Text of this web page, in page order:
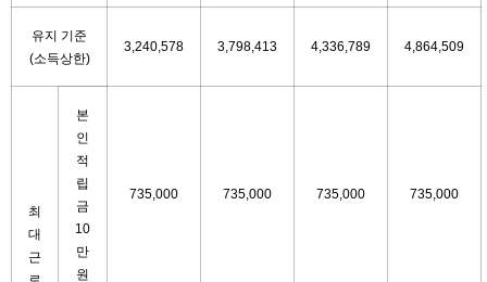
유지 기준
(소득상한)
3,240,578 3,798,413 4,336,789 4,864,509
최
대
근
본
인
적
립
금
10
만
원
735,000 735,000 735,000 735,000